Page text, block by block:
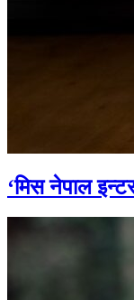
‘मिस नेपाल